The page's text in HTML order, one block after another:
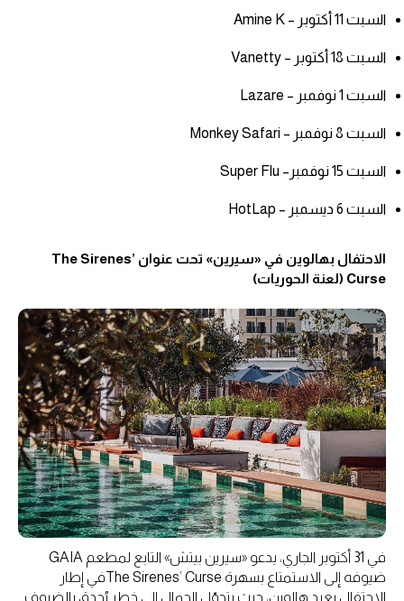
السبت 11 أكتوبر – Amine K
السبت 18 أكتوبر – Vanetty
السبت 1 نوفمبر – Lazare
السبت 8 نوفمبر – Monkey Safari
السبت 15 نوفمبر– Super Flu
السبت 6 ديسمبر – HotLap
الاحتفال بهالوين في «سيرين» تحت عنوان The Sirenes’
Curse (لعنة الحوريات)
في 31 أكتوبر الجاري، يدعو «سيرين بيتش» التابع لمطعم GAIA
ضيوفه إلى الاستمتاع بسهرة The Sirenes’ Curseفي إطار
الاحتفال بعيد هالوين، حيث يتحوّل الجمال إلى خطر يُحدق بالضيوف